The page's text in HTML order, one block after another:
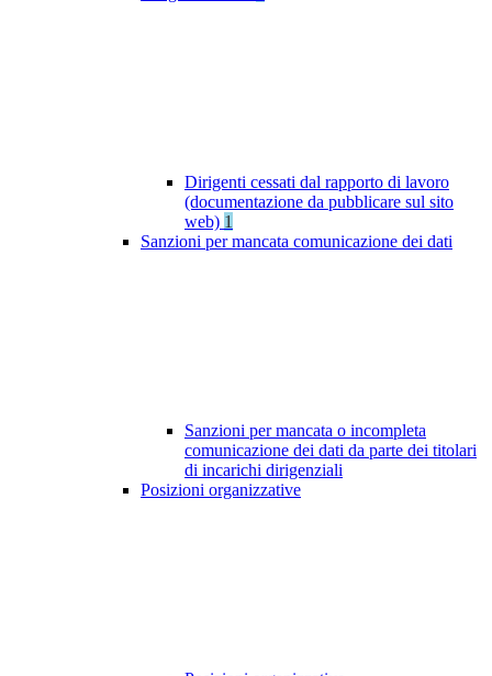
Dirigenti cessati dal rapporto di lavoro
(documentazione da pubblicare sul sito
web) 1
Sanzioni per mancata comunicazione dei dati
Sanzioni per mancata o incompleta
comunicazione dei dati da parte dei titolari
di incarichi dirigenziali
Posizioni organizzative